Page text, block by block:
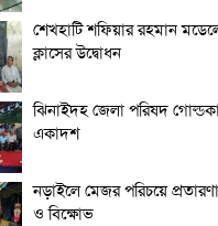
শেখহাটি শফিয়ার রহমান
ক্লাসের উদ্বোধন
ঝিনাইদহ জেলা পরিষদ
একাদশ
নড়াইলে মেজর পরিচয়ে
ও বিক্ষোভ